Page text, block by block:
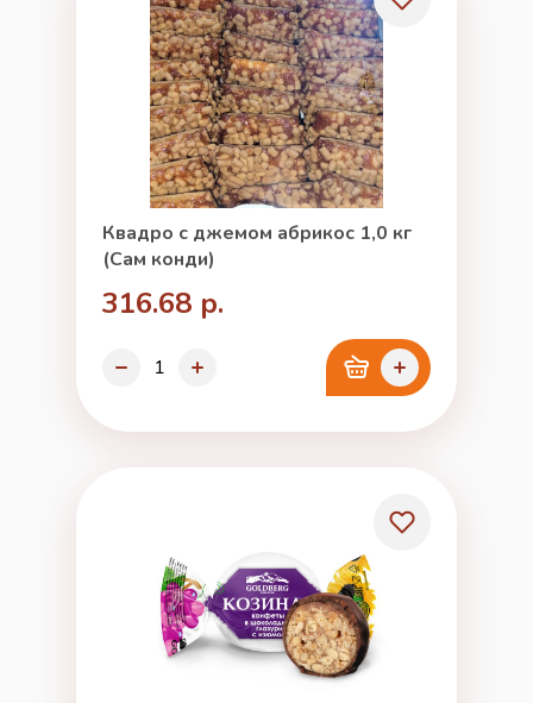
Квадро с джемом абрикос 1,0 кг
(Сам конди)
316.68 р.